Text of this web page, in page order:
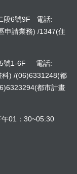
段6號9F 電話:
申請業務) /1347(住
號1-6F 電話:
) /(06)6331248(都
都市計畫
午01：30~05:30